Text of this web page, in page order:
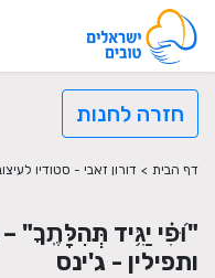
חזרה לחנות
דף הבית > דורון זאבי - סטודיו
"וּ֝פִ֗י יַגִּ֥יד תְּהִלָּתֶֽךָ"
ותפילין - ג'ינס